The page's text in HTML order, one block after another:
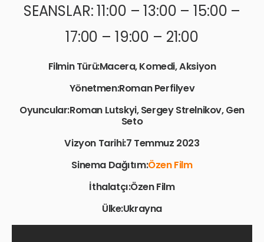
SEANSLAR: 11:00 – 13:00 – 15:00 –
17:00 – 19:00 – 21:00
Filmin Türü:Macera, Komedi, Aksiyon
Yönetmen:Roman Perfilyev
Oyuncular:Roman Lutskyi, Sergey Strelnikov, Gen
Seto
Vizyon Tarihi:7 Temmuz 2023
Sinema Dağıtım:Özen Film
İthalatçı:Özen Film
Ülke:Ukrayna